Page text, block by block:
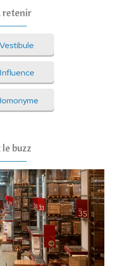
retenir
Vestibule
Influence
buzz